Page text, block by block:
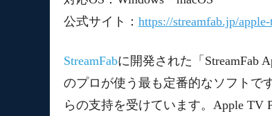
公式サイト： https://streamfab.jp/
StreamFabに開発された「StreamFab
のプロが使う最も定番的なソフトで
らの支持を受けています。Apple TV